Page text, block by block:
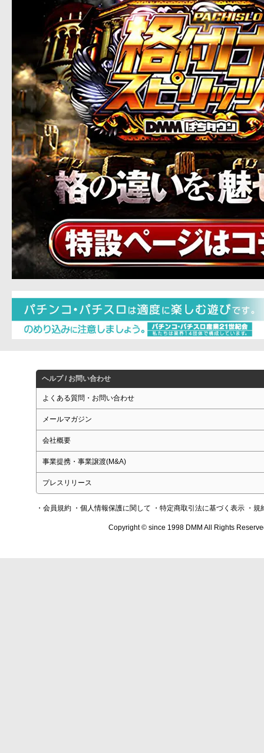
ヘルプ / お問い合わせ
よくある質問・お問い合わせ
メールマガジン
会社概要
事業提携・事業譲渡(M&A)
プレスリリース
・会員規約 ・個人情報保護に関して ・特定商取引法に基づく表示 ・規
Copyright © since 1998 DMM All Rights